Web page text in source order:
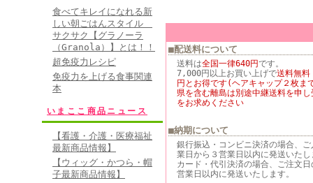
食べてキレイになれる新
しい朝ごはんスタイル
サクサク【グラノーラ
（Granola）】とは！！
超免疫力レシピ
免疫力を上げる食事関連
本
いまここ商品ニュース
【看護・介護・医療福祉
最新商品情報】
【ウィッグ・かつら・帽
子最新商品情報】
■配送料について
送料は全国一律640円です。
7,000円以上お買い上げで送料無料
円とお得です(ヘアキャップ２枚ま
県を含む離島は別途中継送料を申
をお求めください
■納期について
銀行振込・コンビニ決済の場合、
業日から３営業日以内に発送いたし
カード・代引決済の場合、ご注文
営業日以内に発送いたします。